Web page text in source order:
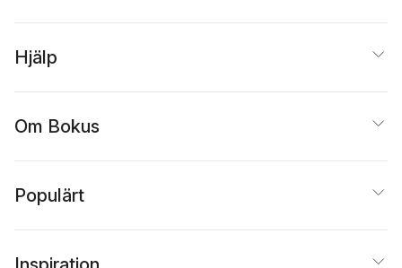
Hjälp
Om Bokus
Populärt